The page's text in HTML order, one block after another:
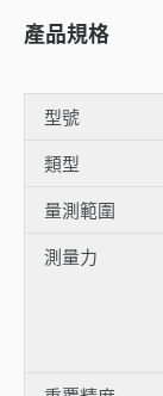
產品規格
型號
類型
量測範圍
測量力